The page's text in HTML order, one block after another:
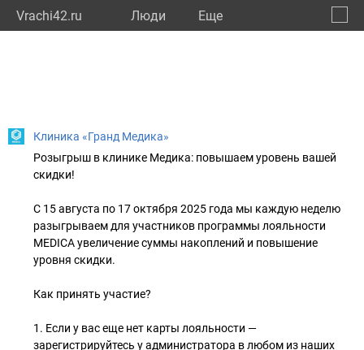
Vrachi42.ru Люди Eще
Клиника «Гранд Медика»
Розыгрыш в клинике Медика: повышаем уровень вашей
скидки!
С 15 августа по 17 октября 2025 года мы каждую неделю
разыгрываем для участников программы лояльности
MEDICA увеличение суммы накоплений и повышение
уровня скидки.
Как принять участие?
1. Если у вас еще нет карты лояльности —
зарегистрируйтесь у администратора в любом из наших